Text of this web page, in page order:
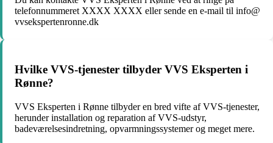
telefonnummeret XXXX XXXX eller sende en e-mail til info@
vvsekspertenronne.dk
Hvilke VVS-tjenester tilbyder VVS Eksperten i
Rønne?
VVS Eksperten i Rønne tilbyder en bred vifte af VVS-tjenester,
herunder installation og reparation af VVS-udstyr,
badeværelsesindretning, opvarmningssystemer og meget mere.